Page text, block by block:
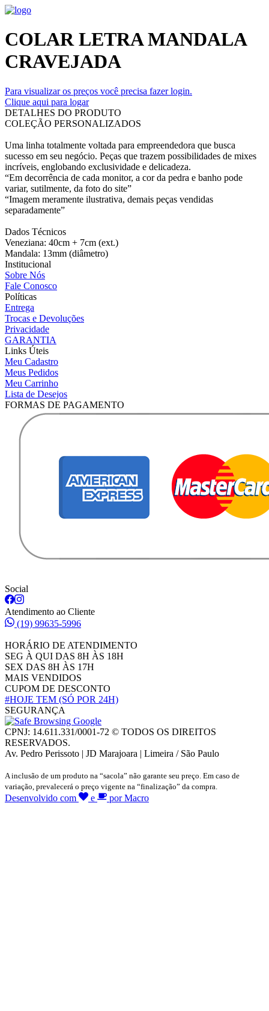
COLAR LETRA MANDALA
CRAVEJADA
Para visualizar os preços você precisa fazer login.
Clique aqui para logar
DETALHES DO PRODUTO
COLEÇÃO PERSONALIZADOS
Uma linha totalmente voltada para empreendedora que busca
sucesso em seu negócio. Peças que trazem possibilidades de mixes
incríveis, englobando exclusividade e delicadeza.
“Em decorrência de cada monitor, a cor da pedra e banho pode
variar, sutilmente, da foto do site”
“Imagem meramente ilustrativa, demais peças vendidas
separadamente”
Dados Técnicos
Veneziana: 40cm + 7cm (ext.)
Mandala: 13mm (diâmetro)
Institucional
Sobre Nós
Fale Conosco
Políticas
Entrega
Trocas e Devoluções
Privacidade
GARANTIA
Links Úteis
Meu Cadastro
Meus Pedidos
Meu Carrinho
Lista de Desejos
FORMAS DE PAGAMENTO
Social
Atendimento ao Cliente
(19) 99635-5996
HORÁRIO DE ATENDIMENTO
SEG À QUI DAS 8H ÀS 18H
SEX DAS 8H ÀS 17H
MAIS VENDIDOS
CUPOM DE DESCONTO
#HOJE TEM (SÓ POR 24H)
SEGURANÇA
CPNJ: 14.611.331/0001-72 © TODOS OS DIREITOS
RESERVADOS.
Av. Pedro Perissoto | JD Marajoara | Limeira / São Paulo
A inclusão de um produto na “sacola” não garante seu preço. Em caso de
variação, prevalecerá o preço vigente na “finalização” da compra.
Desenvolvido com e por Macro